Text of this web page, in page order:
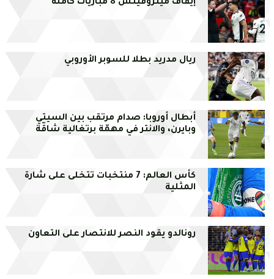
إيقاف ميتروفيتش 8 مباريات كاملة
ريال مدريد بطلا للسوبر الأوروبي
أبطال أوروبا: صدام مرتقب بين السيتي
وبايرن، والانتر في مهمّة برتغالية شاقّة
كأس العالم: 7 منتخبات تتخلى على شارة
المثلية
رونالدو يقود النصر للانتصار على التعاون